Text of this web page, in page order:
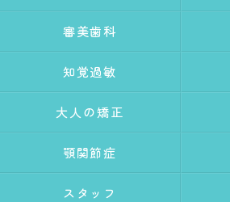
審美歯科
知覚過敏
大人の矯正
顎関節症
スタッフ